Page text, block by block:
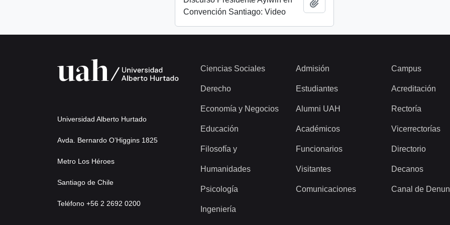
Convención Santiago: Video
Universidad Alberto Hurtado
Avda. Bernardo O’Higgins 1825
Metro Los Héroes
Santiago de Chile
Teléfono +56 2 2692 0200
Ciencias Sociales
Derecho
Economía y Negocios
Educación
Filosofía y
Humanidades
Psicología
Ingeniería
Admisión
Estudiantes
Alumni UAH
Académicos
Funcionarios
Visitantes
Comunicaciones
Campus
Acreditación
Rectoría
Vicerrectorías
Directorio
Decanos
Canal de